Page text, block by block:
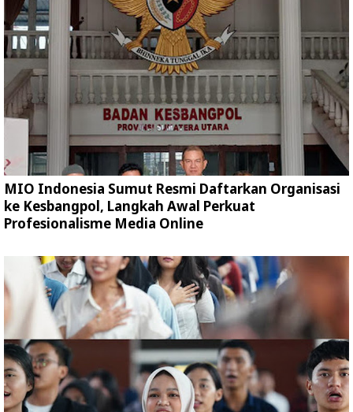
MIO Indonesia Sumut Resmi Daftarkan Organisasi
ke Kesbangpol, Langkah Awal Perkuat
Profesionalisme Media Online